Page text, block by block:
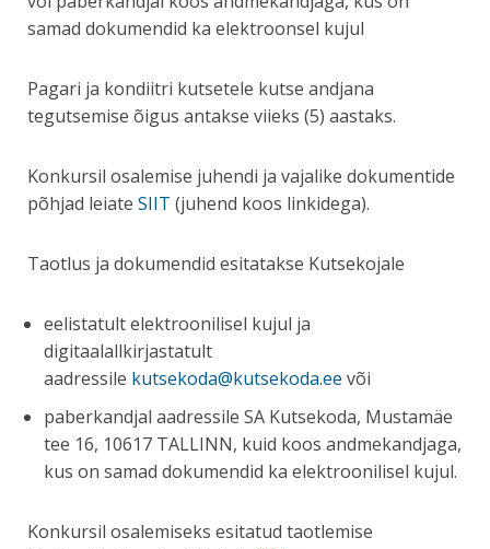
samad dokumendid ka elektroonsel kujul
Pagari ja kondiitri kutsetele kutse andjana
tegutsemise õigus antakse viieks (5) aastaks.
Konkursil osalemise juhendi ja vajalike dokumentide
põhjad leiate SIIT (juhend koos linkidega).
Taotlus ja dokumendid esitatakse Kutsekojale
eelistatult elektroonilisel kujul ja
digitaalallkirjastatult
aadressile kutsekoda@kutsekoda.ee või
paberkandjal aadressile SA Kutsekoda, Mustamäe
tee 16, 10617 TALLINN, kuid koos andmekandjaga,
kus on samad dokumendid ka elektroonilisel kujul.
Konkursil osalemiseks esitatud taotlemise